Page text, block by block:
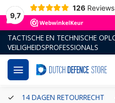
9,7
126 Reviews
TACTISCHE EN TECHNISCHE
VEILIGHEIDSPROFESSIONALS
14 DAGEN RETOURRECHT